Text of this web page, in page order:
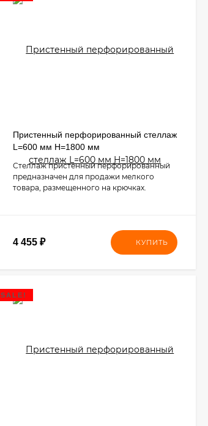
Пристенный перфорированный стеллаж
L=600 мм H=1800 мм
Стеллаж пристенный перфорированный
предназначен для продажи мелкого
товара, размещенного на крючках.
4 455 ₽ КУПИТЬ
SALE!